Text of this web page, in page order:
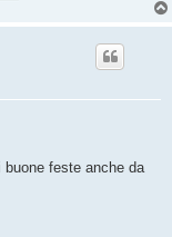
feste anche da